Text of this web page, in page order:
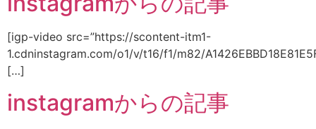
[igp-video src=”https://scontent-itm1-
1.cdninstagram.com/o1/v/t16/f1/m82/
[…]
instagramからの記事